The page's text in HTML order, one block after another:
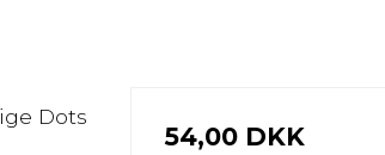
Dots
54,00 DKK